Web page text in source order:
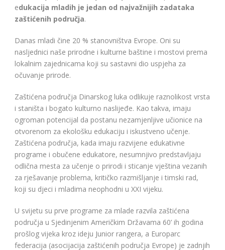
edukacija mladih je jedan od najvažnijih zadataka
zaštićenih područja.
Danas mladi čine 20 % stanovništva Evrope. Oni su
nasljednici naše prirodne i kulturne baštine i mostovi prema
lokalnim zajednicama koji su sastavni dio uspjeha za
očuvanje prirode.
Zaštićena područja Dinarskog luka odlikuje raznolikost vrsta
i staništa i bogato kulturno naslijeđe. Kao takva, imaju
ogroman potencijal da postanu nezamjenljive učionice na
otvorenom za ekološku edukaciju i iskustveno učenje.
Zaštićena područja, kada imaju razvijene edukativne
programe i obučene edukatore, nesumnjivo predstavljaju
odlična mesta za učenje o prirodi i sticanje vještina vezanih
za rješavanje problema, kritičko razmišljanje i timski rad,
koji su djeci i mladima neophodni u XXI vijeku.
U svijetu su prve programe za mlade razvila zaštićena
područja u Sjedinjenim Američkim Državama 60’ ih godina
prošlog vijeka kroz ideju Junior rangera, a Europarc
federacija (asocijacija zaštićenih područja Evrope) je zadnjih